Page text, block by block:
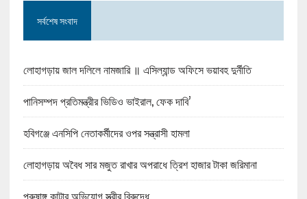
সর্বশেষ সংবাদ
লোহাগড়ায় জাল দলিলে নামজারি ॥ এসিল্যান্ড অফিসে ভয়াবহ দুর্নীতি
পানিসম্পদ প্রতিমন্ত্রীর ভিডিও ভাইরাল, ফেক দাবি’
হবিগঞ্জে এনসিপি নেতাকর্মীদের ওপর সন্ত্রাসী হামলা
লোহাগড়ায় অবৈধ সার মজুত রাখার অপরাধে ত্রিশ হাজার টাকা জরিমানা